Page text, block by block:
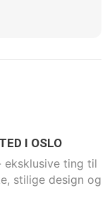
I OSLO
eksklusive ting til
stilige design og